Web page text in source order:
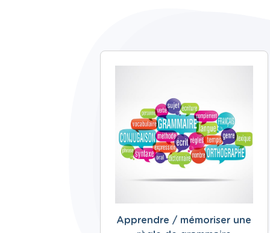
Apprendre / mémoriser une